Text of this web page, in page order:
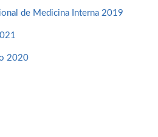
de Medicina Interna 2019
2020